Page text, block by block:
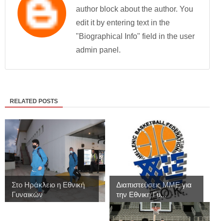
author block about the author. You
edit it by entering text in the
"Biographical Info" field in the user
admin panel.
RELATED POSTS
Στο Ηράκλειο η Εθνική
Γυναικών
Διαπιστεύσεις MME για
την Εθνική Γυ...